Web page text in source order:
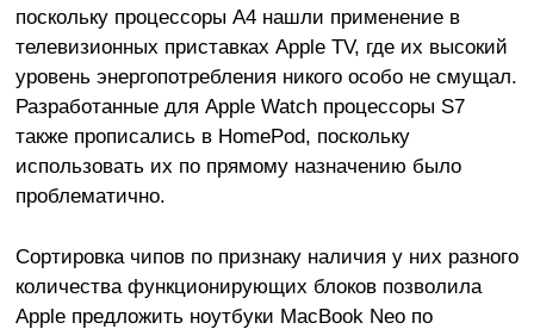
поскольку процессоры A4 нашли применение в
телевизионных приставках Apple TV, где их высокий
уровень энергопотребления никого особо не смущал.
Разработанные для Apple Watch процессоры S7
также прописались в HomePod, поскольку
использовать их по прямому назначению было
проблематично.
Сортировка чипов по признаку наличия у них разного
количества функционирующих блоков позволила
Apple предложить ноутбуки MacBook Neo по